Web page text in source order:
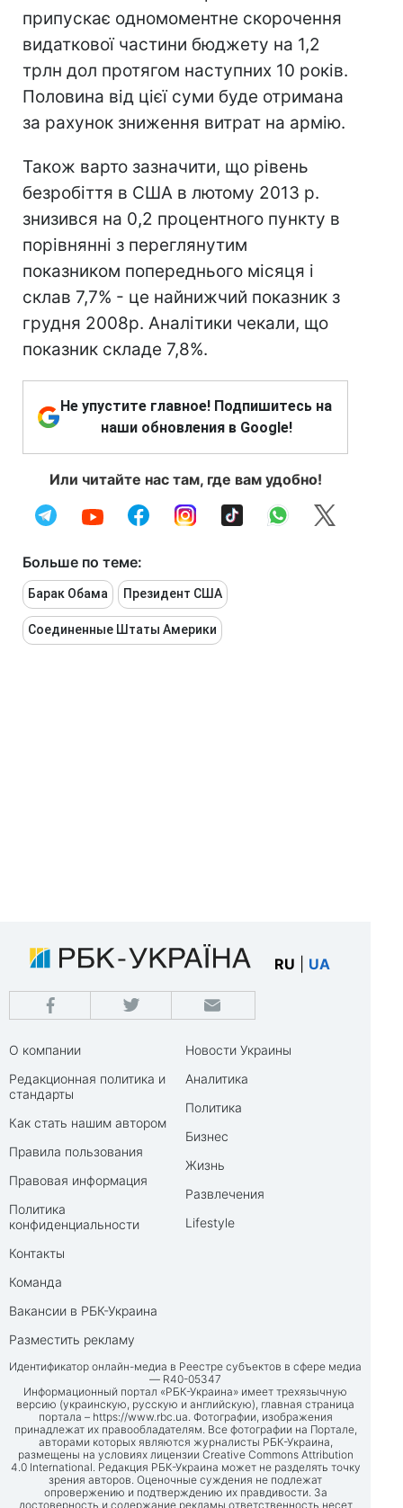
припускає одномоментне скорочення
видаткової частини бюджету на 1,2
трлн дол протягом наступних 10 років.
Половина від цієї суми буде отримана
за рахунок зниження витрат на армію.
Також варто зазначити, що рівень
безробіття в США в лютому 2013 р.
знизився на 0,2 процентного пункту в
порівнянні з переглянутим
показником попереднього місяця і
склав 7,7% - це найнижчий показник з
грудня 2008р. Аналітики чекали, що
показник складе 7,8%.
Не упустите главное! Подпишитесь на
наши обновления в Google!
Или читайте нас там, где вам удобно!
Больше по теме:
Барак Обама Президент США
Соединенные Штаты Америки
RU UA
О компании
Редакционная политика и
стандарты
Как стать нашим автором
Правила пользования
Правовая информация
Политика
конфиденциальности
Контакты
Команда
Вакансии в РБК-Украина
Разместить рекламу
Новости Украины
Аналитика
Политика
Бизнес
Жизнь
Развлечения
Lifestyle
Идентификатор онлайн-медиа в Реестре субъектов в сфере медиа
— R40-05347
Информационный портал «РБК-Украина» имеет трехязычную
версию (украинскую, русскую и английскую), главная страница
портала – https://www.rbc.ua. Фотографии, изображения
принадлежат их правообладателям. Все фотографии на Портале,
авторами которых являются журналисты РБК-Украина,
размещены на условиях лицензии Creative Commons Attribution
4.0 International. Редакция РБК-Украина может не разделять точку
зрения авторов. Оценочные суждения не подлежат
опровержению и подтверждению их правдивости. За
достоверность и содержание рекламы ответственность несет